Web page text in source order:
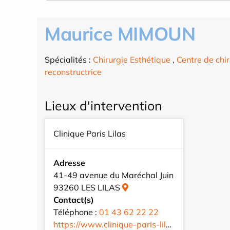
Maurice MIMOUN
Spécialités : Chirurgie Esthétique , Centre de
reconstructrice
Lieux d'intervention
Clinique Paris Lilas
Adresse
41-49 avenue du Maréchal Juin
93260 LES LILAS
Contact(s)
Téléphone : 01 43 62 22 22
https://www.clinique-paris-lilas.com/fr/